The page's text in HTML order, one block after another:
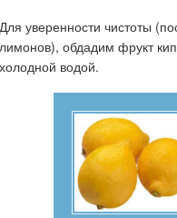
Для уверенности чистоты
лимонов), обдадим фрукт
холодной водой.